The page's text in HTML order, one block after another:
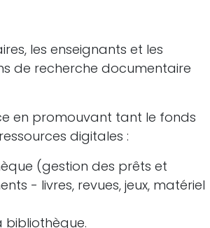
les enseignants et les
de recherche documentaire
en promouvant tant le fonds
digitales :
(gestion des prêts et
- livres, revues, jeux, matériel
bibliothèque.